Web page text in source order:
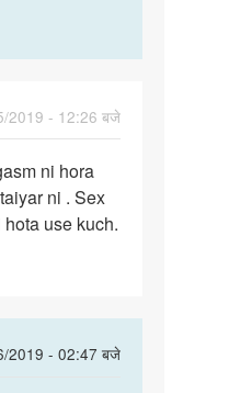
2019 - 12:26 बजे
ni hora
ni . Sex
use kuch.
2019 - 02:47 बजे